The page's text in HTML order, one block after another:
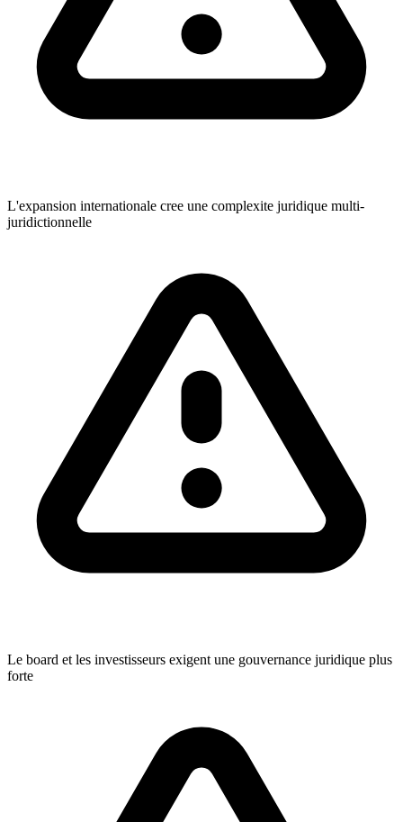
L'expansion internationale cree une complexite juridique multi-
juridictionnelle
Le board et les investisseurs exigent une gouvernance juridique plus
forte